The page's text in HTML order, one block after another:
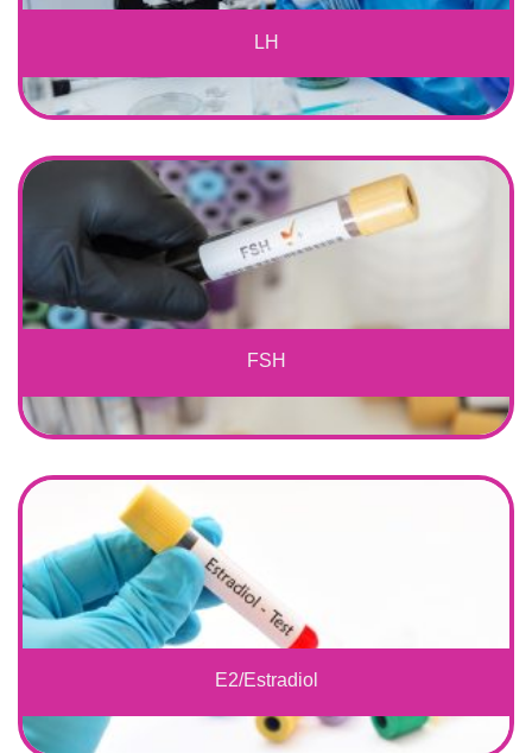
LH
FSH
E2/Estradiol